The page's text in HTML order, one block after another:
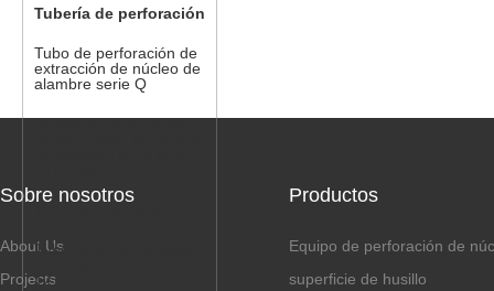
Tubería de perforación
Tubo de perforación de
extracción de núcleo de
alambre serie Q
Varillas de perforación
Tubería de perforación
127
Sobre nosotros
About Us
Projects
Productos
Equipo de perforación de
superficie de husillo